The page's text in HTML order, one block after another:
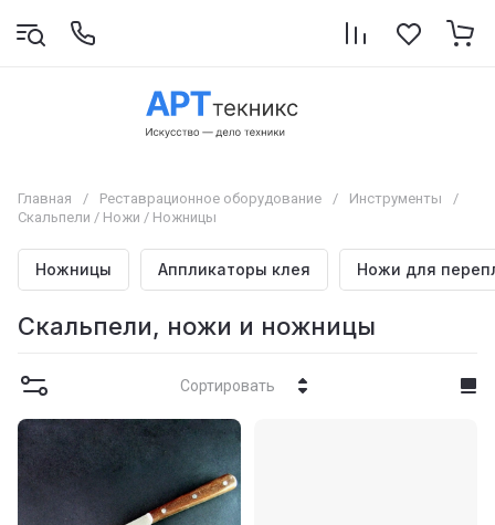
Главная / Реставрационное оборудование / Инструменты
/
Скальпели / Ножи / Ножницы
Ножницы Аппликаторы клея Ножи для
Скальпели, ножи и ножницы
Сортировать